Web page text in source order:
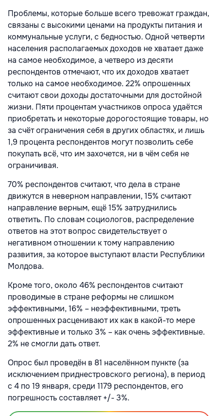
Проблемы, которые больше всего тревожат граждан,
связаны с высокими ценами на продукты питания и
коммунальные услуги, с бедностью. Одной четверти
населения располагаемых доходов не хватает даже
на самое необходимое, а четверо из десяти
респондентов отмечают, что их доходов хватает
только на самое необходимое. 22% опрошенных
считают свои доходы достаточными для достойной
жизни. Пяти процентам участников опроса удаётся
приобретать и некоторые дорогостоящие товары, но
за счёт ограничения себя в других областях, и лишь
1,9 процента респондентов могут позволить себе
покупать всё, что им захочется, ни в чём себя не
ограничивая.
70% респондентов считают, что дела в стране
движутся в неверном направлении, 15% считают
направление верным, ещё 15% затруднились
ответить. По словам социологов, распределение
ответов на этот вопрос свидетельствует о
негативном отношении к тому направлению
развития, за которое выступают власти Республики
Молдова.
Кроме того, около 46% респондентов считают
проводимые в стране реформы не слишком
эффективными, 16% – неэффективными, треть
опрошенных расценивают их как в какой-то мере
эффективные и только 3% – как очень эффективные.
2% не смогли дать ответ.
Опрос был проведён в 81 населённом пункте (за
исключением приднестровского региона), в период
с 4 по 19 января, среди 1179 респондентов, его
погрешность составляет +/- 3%.